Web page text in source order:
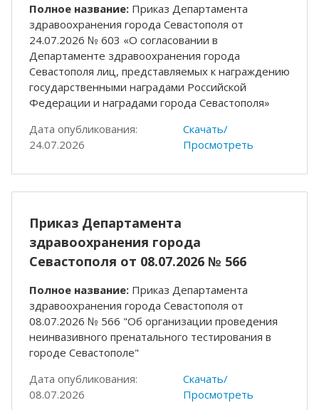
Полное название: Приказ Департамента
здравоохранения города Севастополя от
24.07.2026 № 603 «О согласовании в
Департаменте здравоохранения города
Севастополя лиц, представляемых к награждению
государственными наградами Российской
Федерации и наградами города Севастополя»
Дата опубликования:
24.07.2026
Скачать/
Просмотреть
Приказ Департамента
здравоохранения города
Севастополя от 08.07.2026 № 566
Полное название: Приказ Департамента
здравоохранения города Севастополя от
08.07.2026 № 566 "Об организации проведения
неинвазивного пренатального тестирования в
городе Севастополе"
Дата опубликования:
08.07.2026
Скачать/
Просмотреть